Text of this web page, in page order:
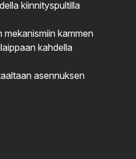
kiinnityspultilla
kammen
kahdella
asennuksen